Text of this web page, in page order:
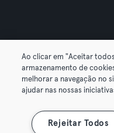
© 2026 Urban Sports
Términos y condiciones
Rescindir contratos
Ao clicar em "Aceitar
armazenamento de
melhorar a navegação no
ajudar nas nossas
Rejeitar Todos